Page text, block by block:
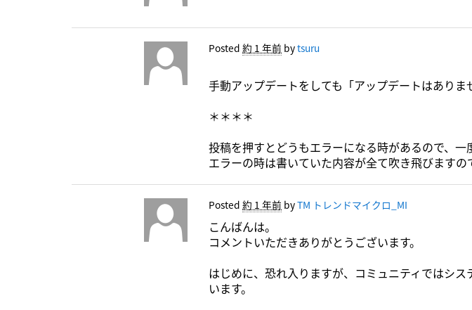
Posted 約 1 年前 bytsuru
手動アップデートをしても「アップデートはありま
＊＊＊＊
投稿を押すとどうもエラーになる時があるので、一
エラーの時は書いていた内容が全て吹き飛びますの
Posted 約 1 年前 byTM トレンドマイクロ_MI
こんばんは。
コメントいただきありがとうございます。
はじめに、恐れ入りますが、コミュニティではシ
います。